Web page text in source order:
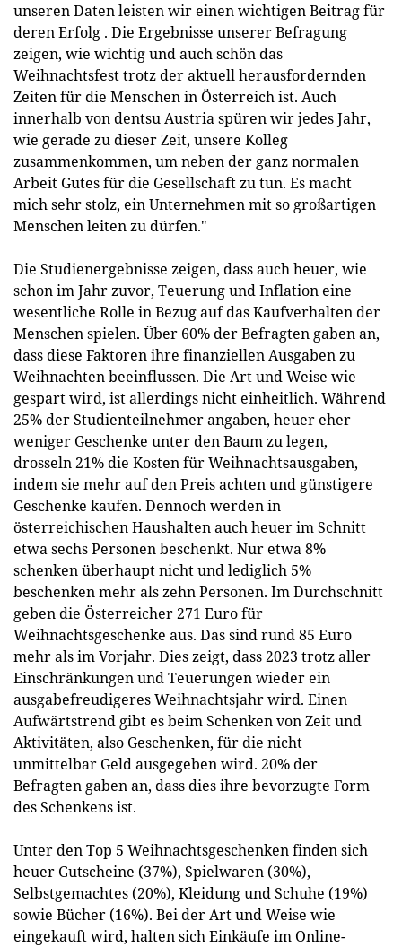
unseren Daten leisten wir einen wichtigen Beitrag für
deren Erfolg . Die Ergebnisse unserer Befragung
zeigen, wie wichtig und auch schön das
Weihnachtsfest trotz der aktuell herausfordernden
Zeiten für die Menschen in Österreich ist. Auch
innerhalb von dentsu Austria spüren wir jedes Jahr,
wie gerade zu dieser Zeit, unsere Kolleg
zusammenkommen, um neben der ganz normalen
Arbeit Gutes für die Gesellschaft zu tun. Es macht
mich sehr stolz, ein Unternehmen mit so großartigen
Menschen leiten zu dürfen."
Die Studienergebnisse zeigen, dass auch heuer, wie
schon im Jahr zuvor, Teuerung und Inflation eine
wesentliche Rolle in Bezug auf das Kaufverhalten der
Menschen spielen. Über 60% der Befragten gaben an,
dass diese Faktoren ihre finanziellen Ausgaben zu
Weihnachten beeinflussen. Die Art und Weise wie
gespart wird, ist allerdings nicht einheitlich. Während
25% der Studienteilnehmer angaben, heuer eher
weniger Geschenke unter den Baum zu legen,
drosseln 21% die Kosten für Weihnachtsausgaben,
indem sie mehr auf den Preis achten und günstigere
Geschenke kaufen. Dennoch werden in
österreichischen Haushalten auch heuer im Schnitt
etwa sechs Personen beschenkt. Nur etwa 8%
schenken überhaupt nicht und lediglich 5%
beschenken mehr als zehn Personen. Im Durchschnitt
geben die Österreicher 271 Euro für
Weihnachtsgeschenke aus. Das sind rund 85 Euro
mehr als im Vorjahr. Dies zeigt, dass 2023 trotz aller
Einschränkungen und Teuerungen wieder ein
ausgabefreudigeres Weihnachtsjahr wird. Einen
Aufwärtstrend gibt es beim Schenken von Zeit und
Aktivitäten, also Geschenken, für die nicht
unmittelbar Geld ausgegeben wird. 20% der
Befragten gaben an, dass dies ihre bevorzugte Form
des Schenkens ist.
Unter den Top 5 Weihnachtsgeschenken finden sich
heuer Gutscheine (37%), Spielwaren (30%),
Selbstgemachtes (20%), Kleidung und Schuhe (19%)
sowie Bücher (16%). Bei der Art und Weise wie
eingekauft wird, halten sich Einkäufe im Online-